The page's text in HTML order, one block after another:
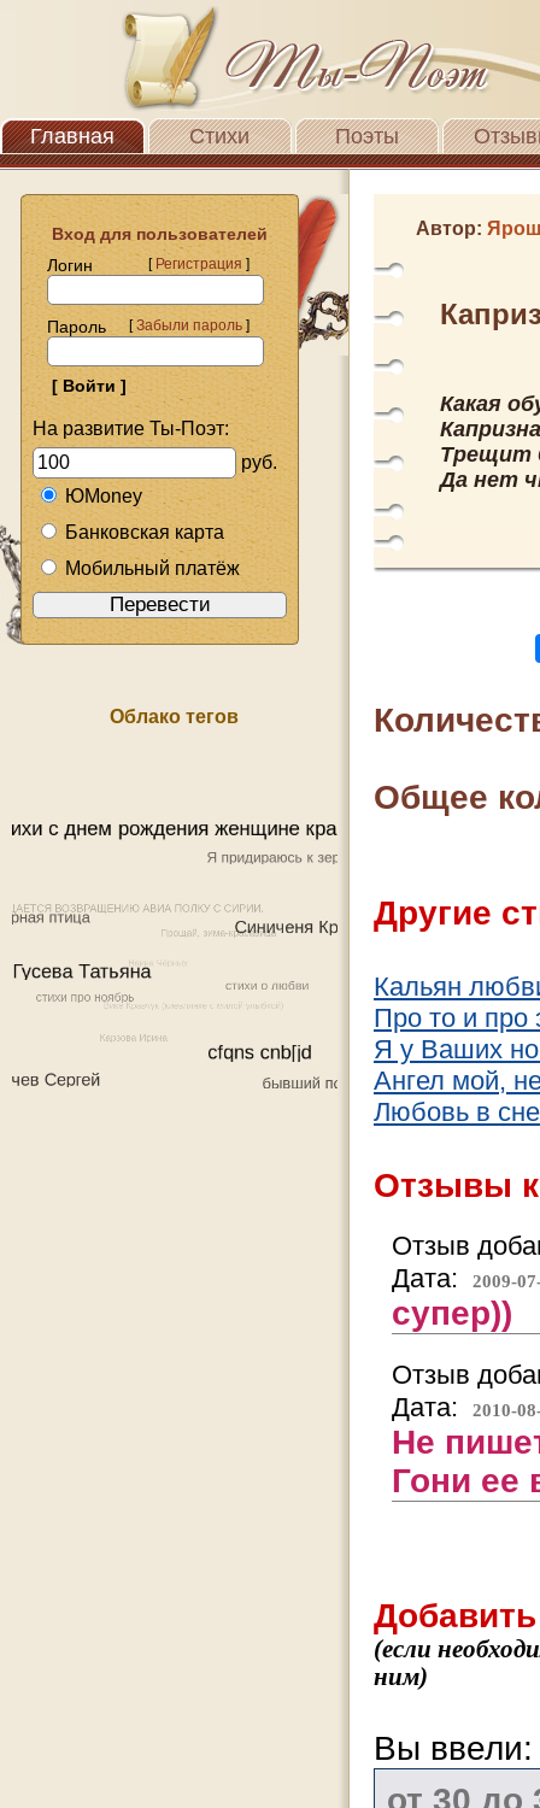
Главная Стихи Поэты
Вход для пользователей
Логин
[Регистрация]
Пароль [Забыли пароль]
На развитие Ты-Поэт:
руб.
ЮMoney
Банковская карта
Мобильный платёж
Облако тегов
Автор:
Какая
Трещит
Да нет
Общее
Другие
Кальян
Про то и про
Я у Ваших
Ангел мой,
Любовь в
Отзывы
Отзыв
Дата:
2009-
супер))
Отзыв
Дата:
2010-
Не
Гони ее
(если
ним)
Вы